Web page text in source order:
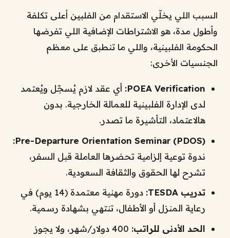
السبب اللي يخلّي الاستقدام من الفلبين أعلى تكلفة
وأطول مدة، هو الاشتراطات الإضافية اللي تفرضها
الحكومة الفلبينية، واللي ما تنطبق على معظم
الجنسيات الأخرى:
POEA Verification: أي عقد لازم يُسجّل ويُعتمد
لدى الإدارة الفلبينية للعمالة الخارجية. بدون
هالاعتماد، التأشيرة ما تصدر.
Pre-Departure Orientation Seminar (PDOS):
ندوة توعية إلزامية تحضرها العاملة قبل السفر،
تشرح لها الحقوق والثقافة السعودية.
تدريب TESDA:
دورة مهنية معتمدة (14 يوم) في
رعاية المنزل أو الأطفال، تنتهي بشهادة رسمية.
الحد الأدنى للراتب:
400 دولار/شهر، ولا يجوز